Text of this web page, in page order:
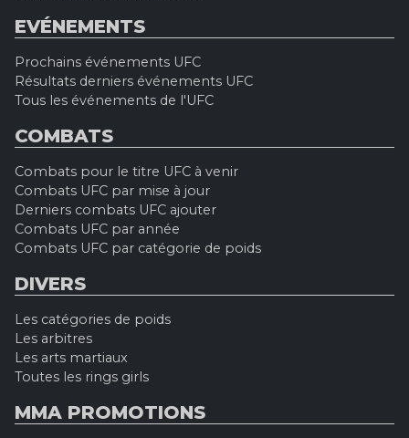
EVÉNEMENTS
Prochains événements UFC
Résultats derniers événements UFC
Tous les événements de l'UFC
COMBATS
Combats pour le titre UFC à venir
Combats UFC par mise à jour
Derniers combats UFC ajouter
Combats UFC par année
Combats UFC par catégorie de poids
DIVERS
Les catégories de poids
Les arbitres
Les arts martiaux
Toutes les rings girls
MMA PROMOTIONS